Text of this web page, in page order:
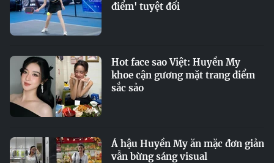
điểm' tuyệt đối
Hot face sao Việt: Huyền My
khoe cận gương mặt trang điểm
sắc sảo
Á hậu Huyền My ăn mặc đơn giản
vẫn bừng sáng visual